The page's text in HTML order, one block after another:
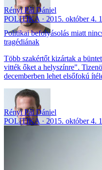
Rényi Pál Dániel
POLITIKA
2015. október 4.
Politikai befolyásolás miatt
tragédiának
Több szakértőt kizártak a
vitték őket a helyszínre".
decemberben lehet elsőfokú
Rényi Pál Dániel
POLITIKA
2015. október 4.